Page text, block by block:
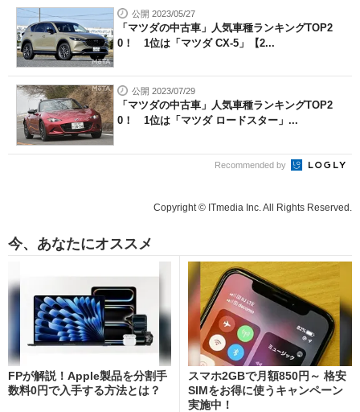
公開 2023/05/27
「マツダの中古車」人気車種ランキングTOP2
0！ 1位は「マツダ CX-5」【2...
公開 2023/07/29
「マツダの中古車」人気車種ランキングTOP2
0！ 1位は「マツダ ロードスター」...
Recommended by
Copyright © ITmedia Inc. All Rights Reserved.
今、あなたにオススメ
FPが解説！Apple製品を分割手
数料0円で入手する方法とは？
スマホ2GBで月額850円～ 格安
SIMをお得に使うキャンペーン
実施中！